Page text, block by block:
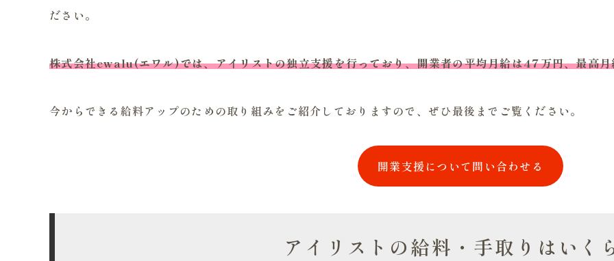
ださい。
株式会社ewalu(エワル)では、アイリストの独立支援を行っており、開業者の平均月給は47万円、最高
今からできる給料アップのための取り組みをご紹介しておりますので、ぜひ最後までご覧ください。
開業支援について問い合わせる
アイリストの給料・手取りはいく